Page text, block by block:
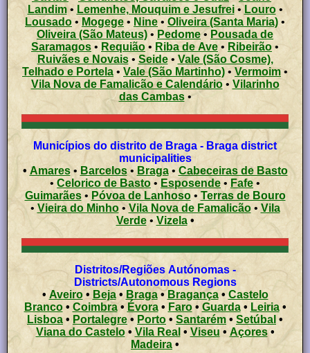
Landim• Lemenhe, Mouquim e Jesufrei• Louro•
Lousado • Mogege • Nine • Oliveira (Santa Maria) •
Oliveira (São Mateus) • Pedome• Pousada de
Saramagos • Requião • Riba de Ave • Ribeirão •
Ruivães e Novais• Seide• Vale (São Cosme),
Telhado e Portela • Vale (São Martinho) • Vermoim•
Vila Nova de Famalicão e Calendário• Vilarinho
das Cambas•
Municípios do distrito de Braga - Braga district
municipalities
• Amares• Barcelos• Braga•Cabeceiras de Basto
•Celorico de Basto • Esposende • Fafe •
Guimarães• Póvoa de Lanhoso• Terras de Bouro
• Vieira do Minho• Vila Nova de Famalicão• Vila
Verde• Vizela •
Distritos/Regiões Autónomas -
Districts/Autonomous Regions
• Aveiro• Beja• Braga• Bragança•Castelo
Branco• Coimbra• Évora• Faro• Guarda• Leiria•
Lisboa • Portalegre • Porto • Santarém • Setúbal •
Viana do Castelo• Vila Real • Viseu • Açores•
Madeira •